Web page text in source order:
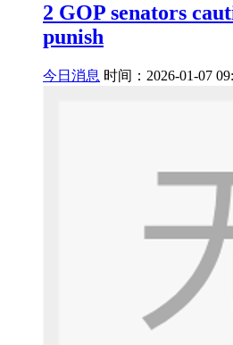
2 GOP senators
punish
今日消息 时间：2026-01-07